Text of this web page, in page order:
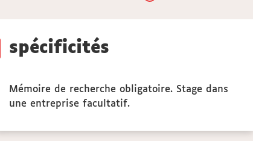
spécificités
Mémoire de recherche obligatoire. Stage dans
une entreprise facultatif.